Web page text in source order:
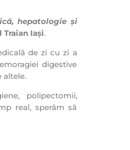
hepatologie și
Traian Iași.
de zi cu zi a
digestive
altele.
polipectomii,
real, sperăm să